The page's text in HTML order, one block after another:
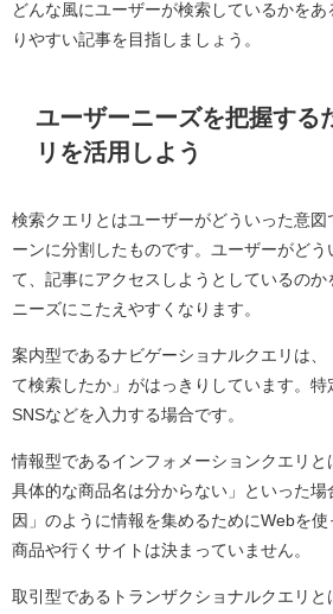
どんな風にユーザーが検索しているかを
りやすい記事を目指しましょう。
ユーザーニーズを把握する
リを活用しよう
検索クエリとはユーザーがどういった意
ーンに分割したものです。ユーザーがど
て、記事にアクセスしようとしているの
ニーズにこたえやすくなります。
案内型であるナビゲーショナルクエリは、
て検索したか」がはっきりしています。
SNSなどを入力する場合です。
情報型であるインフォメーションクエリ
具体的な商品名は分からない」といった
因」のように情報を集めるためにWebを
商品や行くサイトは決まっていません。
取引型であるトランザクショナルクエリ